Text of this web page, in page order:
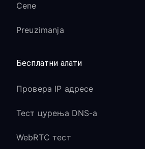
Cene
Preuzimanja
Бесплатни алати
Провера IP адресе
Тест цурења DNS-а
WebRTC тест